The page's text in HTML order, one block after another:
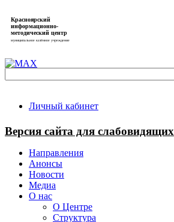
Красноярский
информационно-
методический центр
муниципальное казённое учреждение
Личный кабинет
Версия сайта для слабовидящих
Направления
Анонсы
Новости
Медиа
О нас
О Центре
Структура